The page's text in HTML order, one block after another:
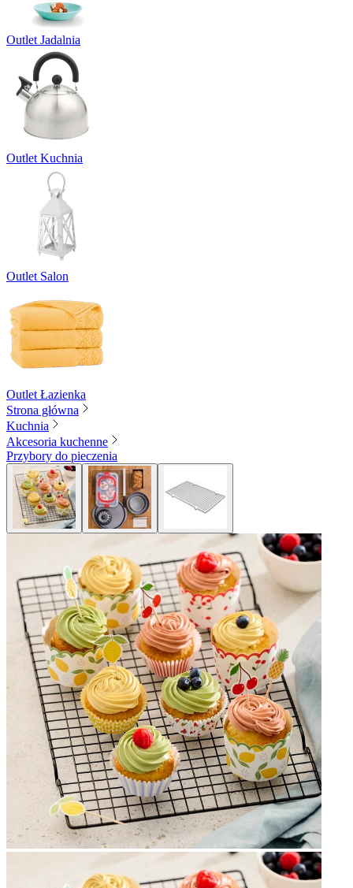
Outlet Jadalnia
Outlet Kuchnia
Outlet Salon
Outlet Łazienka
Strona główna
Kuchnia
Akcesoria kuchenne
Przybory do pieczenia